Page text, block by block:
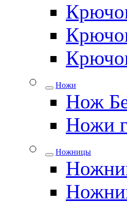
Ножи
Нож
Ножи
Ножницы